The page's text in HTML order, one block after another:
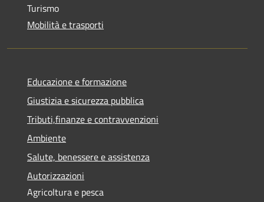
Turismo
Mobilità e trasporti
Educazione e formazione
Giustizia e sicurezza pubblica
Tributi,finanze e contravvenzioni
Ambiente
Salute, benessere e assistenza
Autorizzazioni
Agricoltura e pesca